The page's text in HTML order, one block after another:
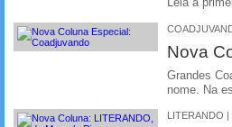
Nova
Grandes
nome. Na
LITERANDO